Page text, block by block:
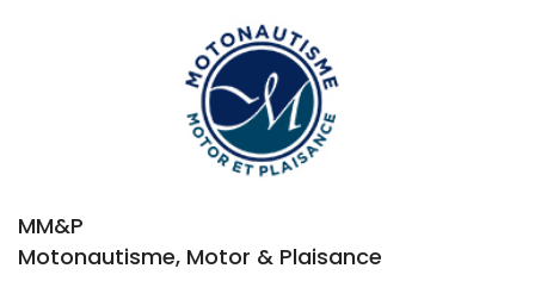
MM&P
Motonautisme, Motor & Plaisance